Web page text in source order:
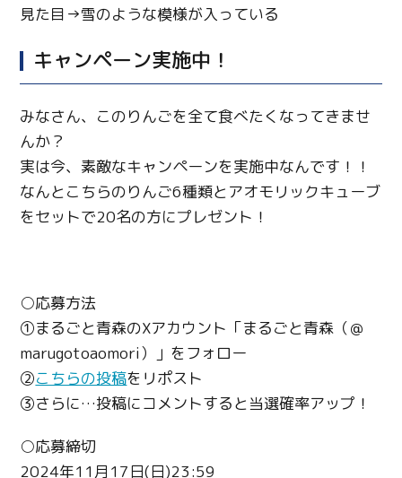
見た目→雪のような模様が入っている
キャンペーン実施中！
みなさん、このりんごを全て食べたくなってきませ
んか？
実は今、素敵なキャンペーンを実施中なんです！！
なんとこちらのりんご6種類とアオモリックキューブ
をセットで20名の方にプレゼント！
○応募方法
①まるごと青森のXアカウント「まるごと青森（＠
marugotoaomori）」をフォロー
②こちらの投稿をリポスト
③さらに…投稿にコメントすると当選確率アップ！
○応募締切
2024年11月17日(日)23:59